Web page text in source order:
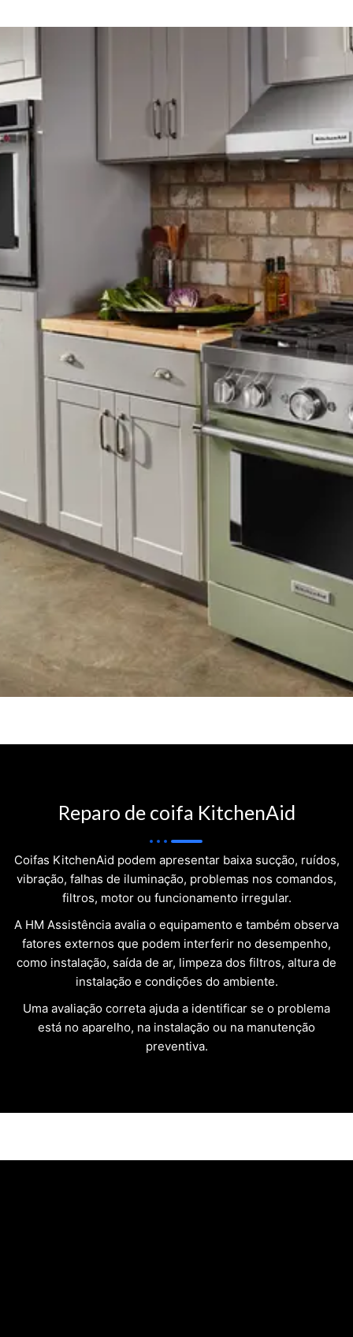
Reparo de coifa KitchenAid
Coifas KitchenAid podem apresentar baixa sucção, ruídos,
vibração, falhas de iluminação, problemas nos comandos,
filtros, motor ou funcionamento irregular.
A HM Assistência avalia o equipamento e também observa
fatores externos que podem interferir no desempenho,
como instalação, saída de ar, limpeza dos filtros, altura de
instalação e condições do ambiente.
Uma avaliação correta ajuda a identificar se o problema
está no aparelho, na instalação ou na manutenção
preventiva.